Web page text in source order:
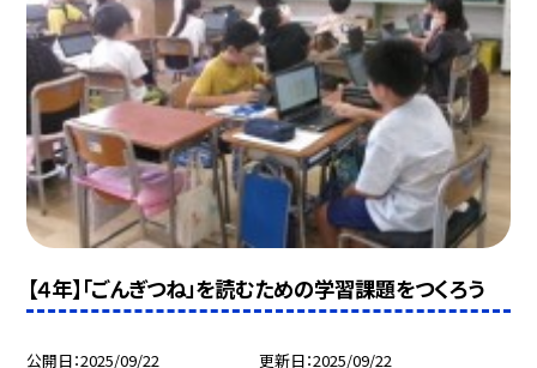
【４年】「ごんぎつね」を読むための学習課題をつくろう
公開日 2025/09/22 更新日 2025/09/22